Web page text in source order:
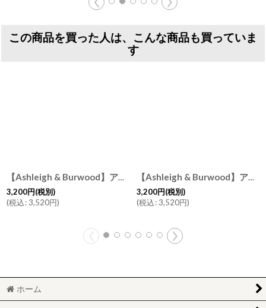
この商品を買った人は、こんな商品も買っていま
す
【Ashleigh & Burwood】アシュレイ＆バーウッド フレグランスオイル ピンクグレープフルーツ PInk Grape fruits 500ml イギリス
3,200円(税別)
(税込: 3,520円)
【Ashleigh & Burwood】アシュレイ＆バーウッド フレグランスオイル ロマンス 500ml Romance 消臭 イギリス製
3,200円(税別)
(税込: 3,520円)
ホーム